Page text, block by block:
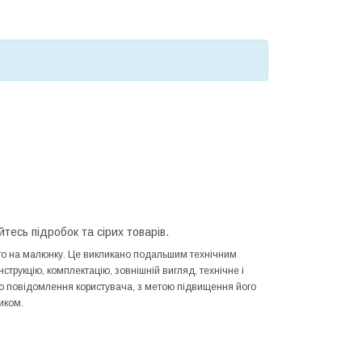
підробок та сірих товарів.
на малюнку. Це викликано подальшим технічним
комплектацію, зовнішній вигляд, технічне і
повідомлення користувача, з метою підвищення його